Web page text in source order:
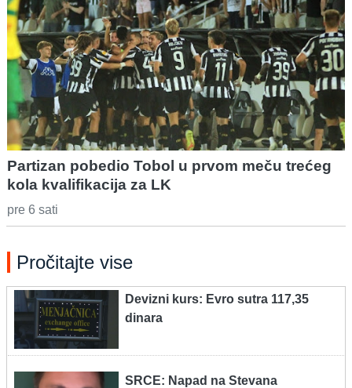
Partizan pobedio Tobol u prvom meču trećeg
kola kvalifikacija za LK
pre 6 sati
Pročitajte vise
Devizni kurs: Evro sutra 117,35
dinara
SRCE: Napad na Stevana